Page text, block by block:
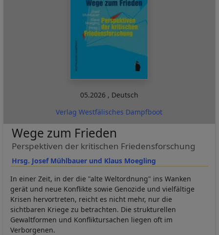
05.2026 , Deutsch
Verlag Westfälisches Dampfboot
Hrsg. Josef Mühlbauer und Klaus Moegling
Wege zum Frieden
Perspektiven der kritischen Friedensforschung
In einer Zeit, in der die "alte Weltordnung" ins Wanken
gerät und neue Konflikte sowie Genozide und vielfältige
Krisen hervortreten, reicht es nicht mehr, nur die
sichtbaren Kriege zu betrachten. Die strukturellen
Gewaltformen und Konfliktursachen liegen oft im
Verborgenen.